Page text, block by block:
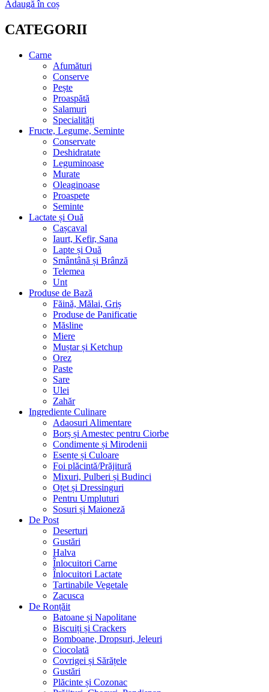
Adaugă în coș
CATEGORII
Carne
Afumături
Conserve
Pește
Proaspătă
Salamuri
Specialități
Fructe, Legume, Seminte
Conservate
Deshidratate
Leguminoase
Murate
Oleaginoase
Proaspete
Seminte
Lactate și Ouă
Cașcaval
Iaurt, Kefir, Sana
Lapte și Ouă
Smântână și Brânză
Telemea
Unt
Produse de Bază
Făină, Mălai, Griș
Produse de Panificatie
Măsline
Miere
Muștar și Ketchup
Orez
Paste
Sare
Ulei
Zahăr
Ingrediente Culinare
Adaosuri Alimentare
Borș și Amestec pentru Ciorbe
Condimente și Mirodenii
Esențe și Culoare
Foi plăcintă/Prăjitură
Mixuri, Pulberi și Budinci
Oțet și Dressinguri
Pentru Umpluturi
Sosuri și Maioneză
De Post
Deserturi
Gustări
Halva
Înlocuitori Carne
Înlocuitori Lactate
Tartinabile Vegetale
Zacusca
De Ronțăit
Batoane și Napolitane
Biscuiți și Crackers
Bomboane, Dropsuri, Jeleuri
Ciocolată
Covrigei și Sărățele
Gustări
Plăcinte și Cozonac